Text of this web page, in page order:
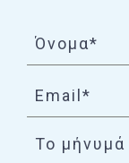
Το μήνυμά